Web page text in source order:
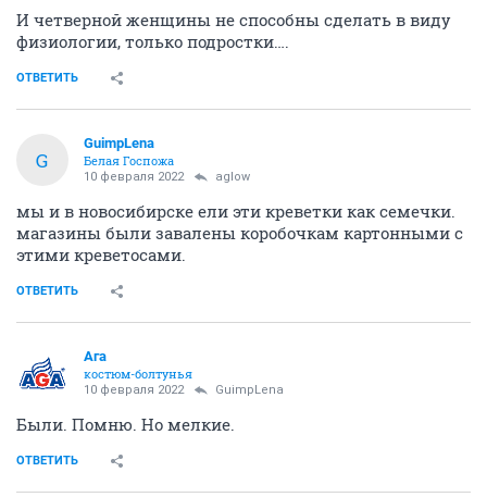
И четверной женщины не способны сделать в виду
физиологии, только подростки….
ОТВЕТИТЬ
G
GuimpLena
Белая Госпожа
10 февраля 2022 aglow
мы и в новосибирске ели эти креветки как семечки.
магазины были завалены коробочкам картонными с
этими креветосами.
ОТВЕТИТЬ
Ага
костюм-болтунья
10 февраля 2022 GuimpLena
Были. Помню. Но мелкие.
ОТВЕТИТЬ